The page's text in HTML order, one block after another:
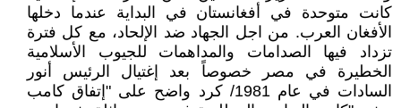
كانت متوحدة في أفغانستان في البداية عندما دخلها
الأفغان العرب. من اجل الجهاد ضد الإلحاد، مع كل فترة
تزداد فيها الصدامات والمداهمات للجيوب الأسلامية
الخطيرة في مصر خصوصاً بعد إغتيال الرئيس أنور
السادات في عام 1981/ كرد واضح على "إتفاق كامب